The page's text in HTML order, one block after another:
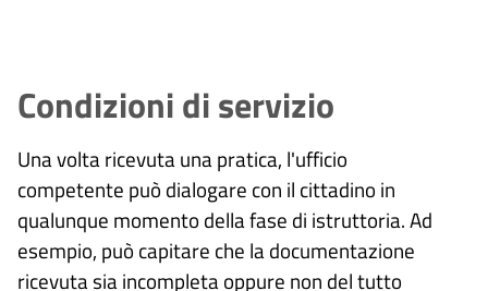
Condizioni di servizio
Una volta ricevuta una pratica, l'ufficio
competente può dialogare con il cittadino in
qualunque momento della fase di istruttoria. Ad
esempio, può capitare che la documentazione
ricevuta sia incompleta oppure non del tutto